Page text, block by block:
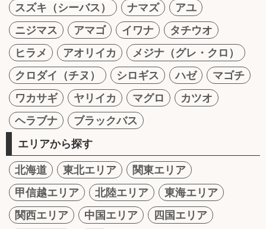
スズキ（シーバス）
ナマズ
アユ
ニジマス
アマゴ イワナ
タチウオ
ヒラメ
アオリイカ
メジナ（グレ・クロ）
クロダイ（チヌ）
シロギス ハゼ
マゴチ
ワカサギ
ヤリイカ マグロ
カツオ
ヘラブナ
ブラックバス
エリアから探す
北海道 東北エリア
関東エリア
甲信越エリア
北陸エリア
東海エリア
関西エリア
中国エリア
四国エリア